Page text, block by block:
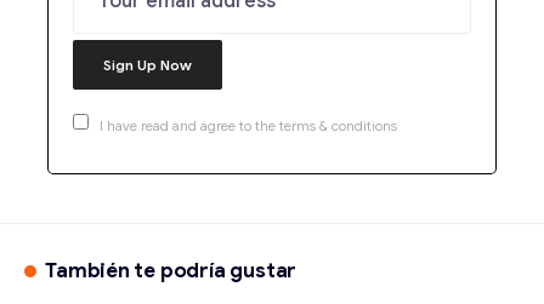
I have read and agree to the terms & conditions
También te podría gustar